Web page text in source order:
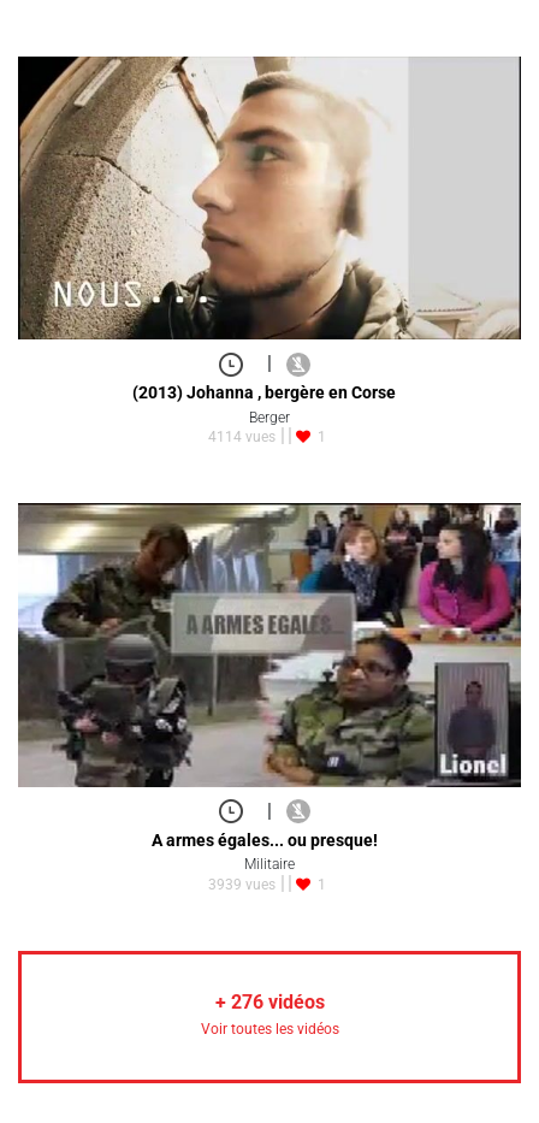
|
(2013) Johanna , bergère en Corse
Berger
4114 vues
1
|
A armes égales... ou presque!
Militaire
3939 vues
1
+ 276vidéos
Voir toutes les vidéos